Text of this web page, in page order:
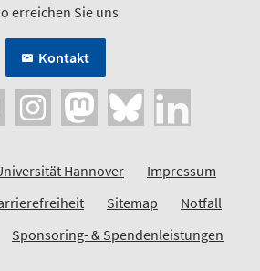
erreichen Sie uns
Kontakt
Hannover
Impressum
Sitemap
Notfall
Sponsoring- & Spendenleistungen